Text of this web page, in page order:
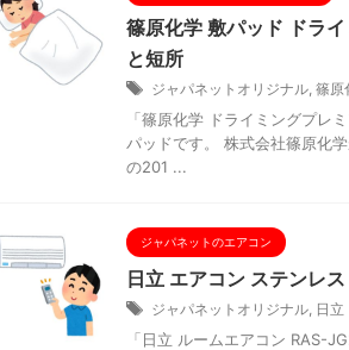
篠原化学 敷パッド ドラ
と短所
ジャパネットオリジナル, 篠原
「篠原化学 ドライミングプレ
パッドです。 株式会社篠原化
の201 ...
ジャパネットのエアコン
日立 エアコン ステンレ
ジャパネットオリジナル, 日立
「日立 ルームエアコン RAS-